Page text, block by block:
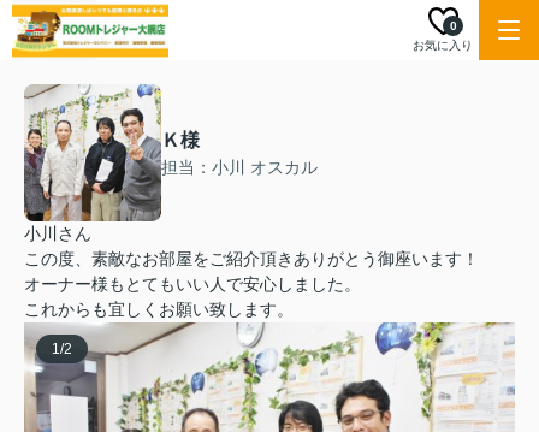
お気に入り
0
Ｋ様
担当：小川 オスカル
小川さん
この度、素敵なお部屋をご紹介頂きありがとう御座います！
オーナー様もとてもいい人で安心しました。
これからも宜しくお願い致します。
1/2